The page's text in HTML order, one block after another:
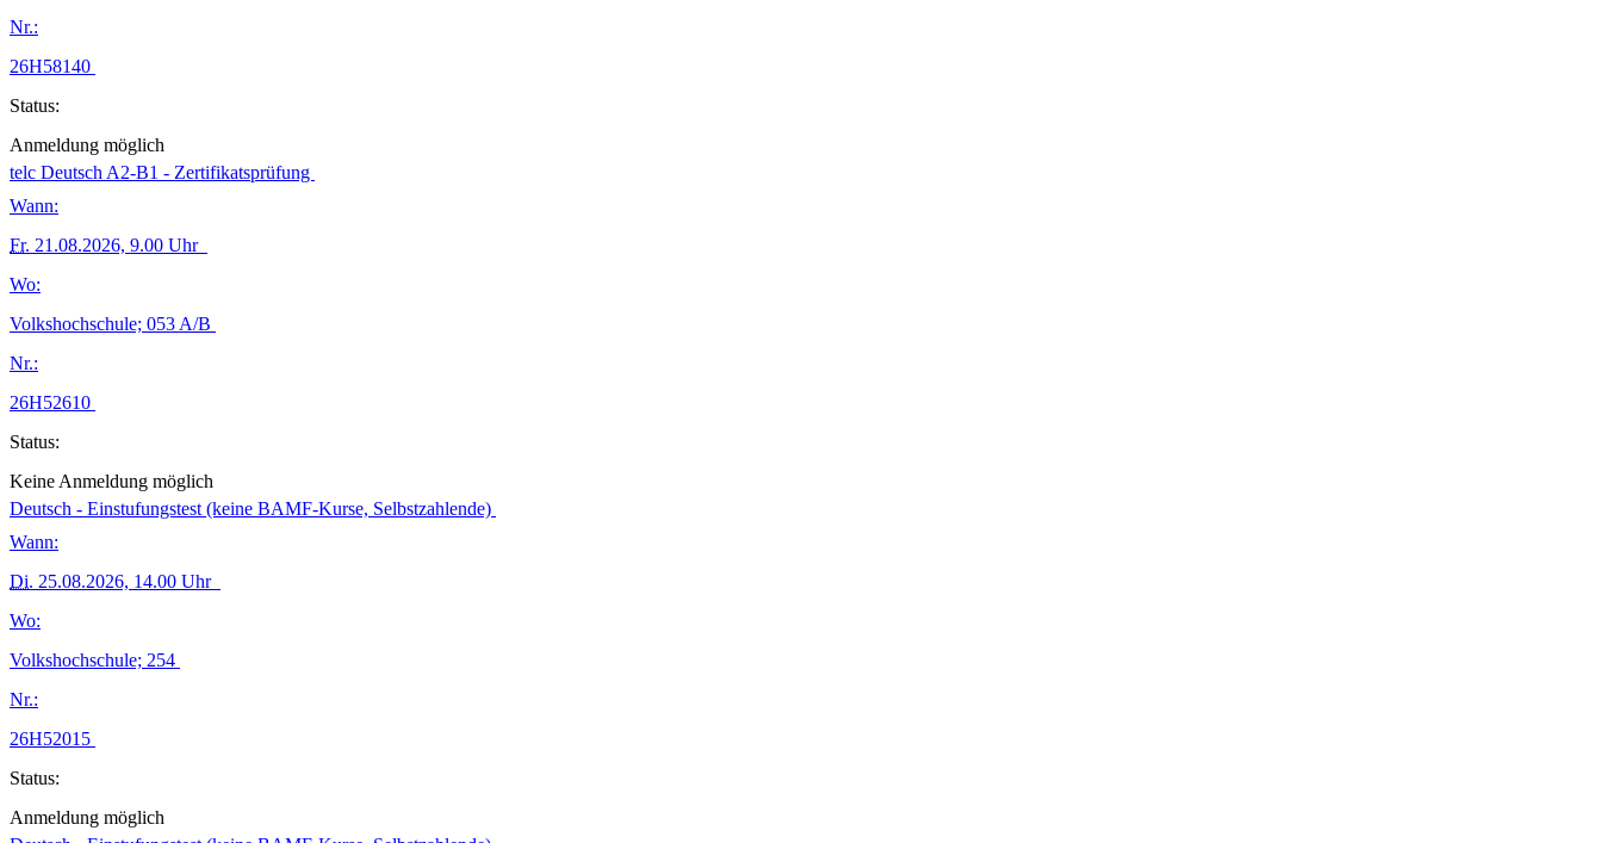
Nr.:
26H58140
Status:
Anmeldung möglich
telc Deutsch A2-B1 - Zertifikatsprüfung
Wann:
Fr. 21.08.2026, 9.00 Uhr
Wo:
Volkshochschule; 053 A/B
Nr.:
26H52610
Status:
Keine Anmeldung möglich
Deutsch - Einstufungstest (keine BAMF-Kurse, Selbstzahlende)
Wann:
Di. 25.08.2026, 14.00 Uhr
Wo:
Volkshochschule; 254
Nr.:
26H52015
Status:
Anmeldung möglich